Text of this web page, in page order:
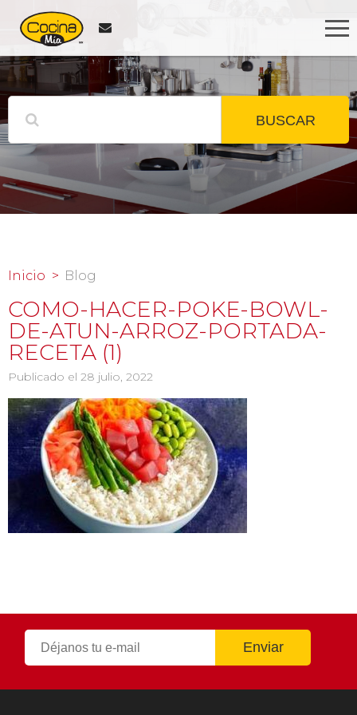
BUSCAR
Inicio Blog
COMO-HACER-POKE-BOWL-
DE-ATUN-ARROZ-PORTADA-
RECETA (1)
Publicado el 28 julio, 2022